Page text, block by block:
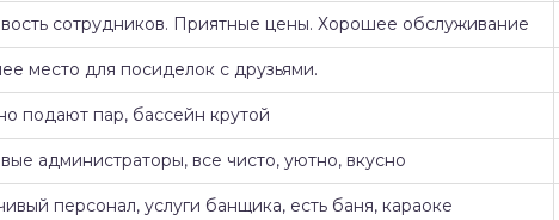
сотрудников. Приятные цены. Хорошее обслуживание
место для посиделок с друзьями.
подают пар, бассейн крутой
администраторы, все чисто, уютно, вкусно
персонал, услуги банщика, есть баня, караоке